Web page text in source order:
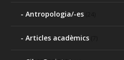
Antropologia/-es
Articles acadèmics